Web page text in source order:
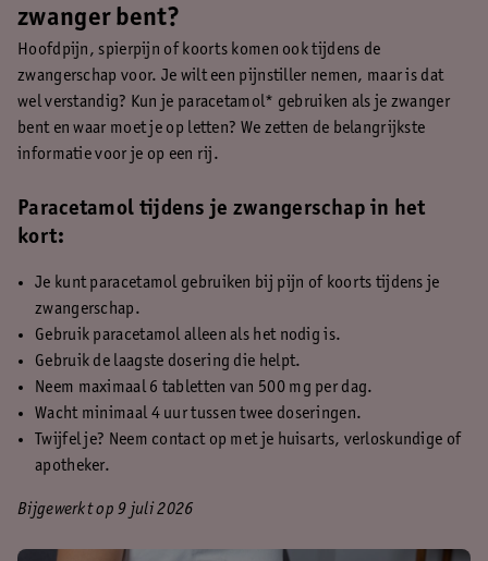
zwanger bent?
Hoofdpijn, spierpijn of koorts komen ook tijdens de
zwangerschap voor. Je wilt een pijnstiller nemen, maar is dat
wel verstandig? Kun je paracetamol* gebruiken als je zwanger
bent en waar moet je op letten? We zetten de belangrijkste
informatie voor je op een rij.
Paracetamol tijdens je zwangerschap in het
kort:
Je kunt paracetamol gebruiken bij pijn of koorts tijdens je
zwangerschap.
Gebruik paracetamol alleen als het nodig is.
Gebruik de laagste dosering die helpt.
Neem maximaal 6 tabletten van 500 mg per dag.
Wacht minimaal 4 uur tussen twee doseringen.
Twijfel je? Neem contact op met je huisarts, verloskundige of
apotheker.
Bijgewerkt op 9 juli 2026